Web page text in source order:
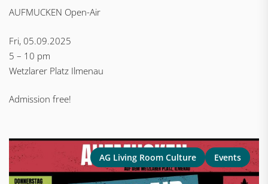
AUFMUCKEN Open-Air
Fri, 05.09.2025
5 – 10 pm
Wetzlarer Platz Ilmenau
Admission free!
AG Living Room Culture Events